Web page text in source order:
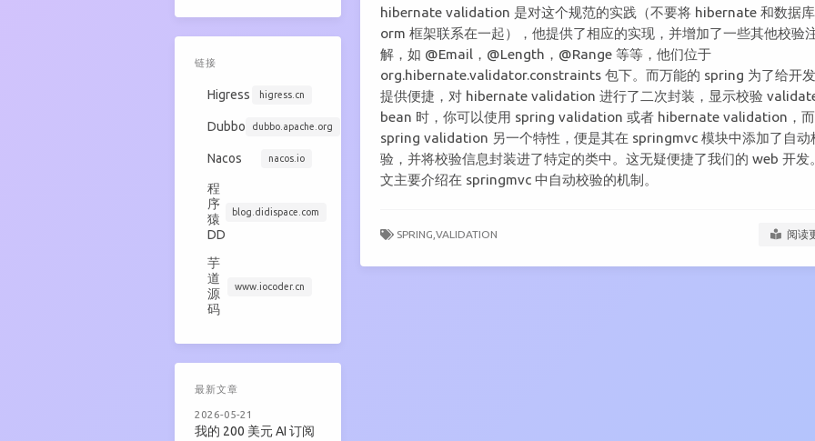
hibernate validation 是对这个规范的实践（不要将 hibernate 和数据库
orm 框架联系在一起），他提供了相应的实现，并增加了一些其他校验
解，如 @Email，@Length，@Range 等等，他们位于
org.hibernate.validator.constraints 包下。而万能的 spring 为了给开
提供便捷，对 hibernate validation 进行了二次封装，显示校验
bean 时，你可以使用 spring validation 或者 hibernate validation，而
spring validation 另一个特性，便是其在 springmvc 模块中添加了自动
验，并将校验信息封装进了特定的类中。这无疑便捷了我们的 web 开发
文主要介绍在 springmvc 中自动校验的机制。
SPRING,VALIDATION 阅读
链接
Higress higress.cn
Dubbo dubbo.apache.org
Nacos nacos.io
程
序
猿
DD
blog.didispace.com
芋
道
源
码
www.iocoder.cn
最新文章
2026-05-21
我的 200 美元 AI 订阅